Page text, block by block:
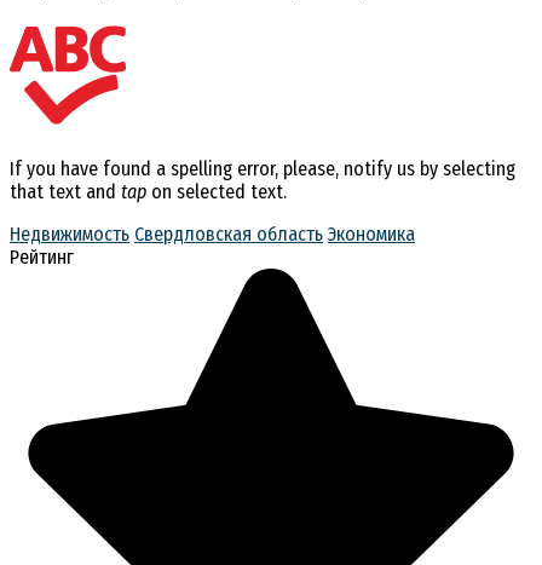
If you have found a spelling error, please, notify us by selecting
that text and tap on selected text.
Недвижимость Свердловская область Экономика
Рейтинг